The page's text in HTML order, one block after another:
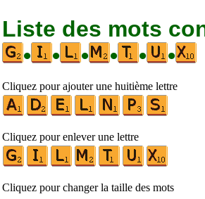
Liste des mots
•
• • • • •
Cliquez pour ajouter une huitième lettre
Cliquez pour enlever une lettre
Cliquez pour changer la taille des mots